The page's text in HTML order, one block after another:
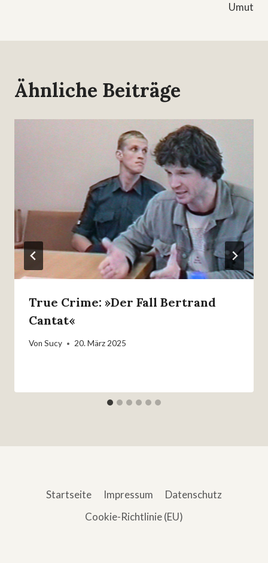
Umut
Ähnliche Beiträge
True Crime: »Der Fall Bertrand
Cantat«
Von Sucy 20. März 2025
Startseite Impressum
Datenschutz
Cookie-Richtlinie (EU)